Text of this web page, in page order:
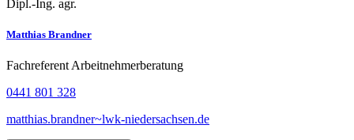
Dipl.-Ing. agr.
Matthias Brandner
Fachreferent Arbeitnehmerberatung
0441 801 328
matthias.brandner~lwk-niedersachsen.de